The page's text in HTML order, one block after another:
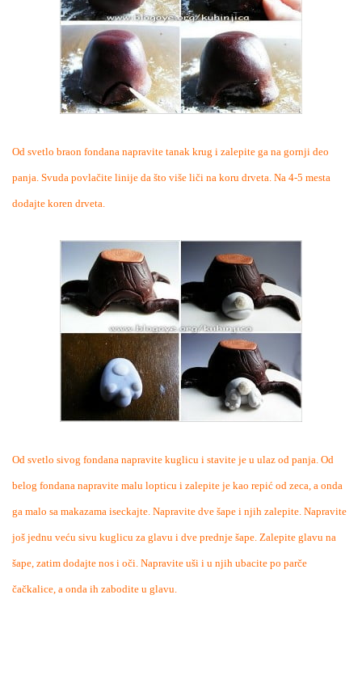
Od svetlo braon fondana napravite tanak krug i zalepite ga na gornji deo
panja. Svuda povlačite linije da što više liči na koru drveta. Na 4-5 mesta
dodajte koren drveta.
Od svetlo sivog fondana napravite kuglicu i stavite je u ulaz od panja. Od
belog fondana napravite malu lopticu i zalepite je kao repić od zeca, a onda
ga malo sa makazama iseckajte. Napravite dve šape i njih zalepite. Napravite
još jednu veću sivu kuglicu za glavu i dve prednje šape. Zalepite glavu na
šape, zatim dodajte nos i oči. Napravite uši i u njih ubacite po parče
čačkalice, a onda ih zabodite u glavu.